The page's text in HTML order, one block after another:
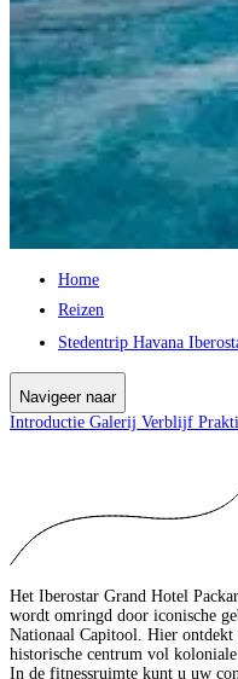
Home
Reizen
Stedentrip Havana
Navigeer naar
Introductie Galerij Verblijf
Het Iberostar Grand Hotel
wordt omringd door iconische
Nationaal Capitool. Hier ontdekt
historische centrum vol
In de fitnessruimte kunt u uw